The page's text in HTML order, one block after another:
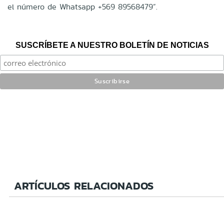
el número de Whatsapp +569 89568479”.
SUSCRÍBETE A NUESTRO BOLETÍN DE NOTICIAS
ARTÍCULOS RELACIONADOS